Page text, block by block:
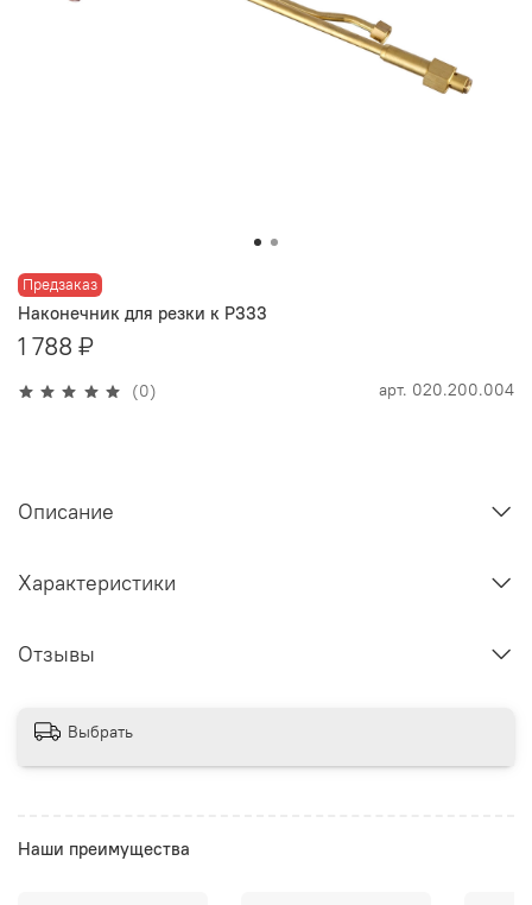
Предзаказ
(0) арт. 020.200.004
Наконечник для резки к Р333
1 788 ₽
Описание
Характеристики
Отзывы
Выбрать
Наши преимущества